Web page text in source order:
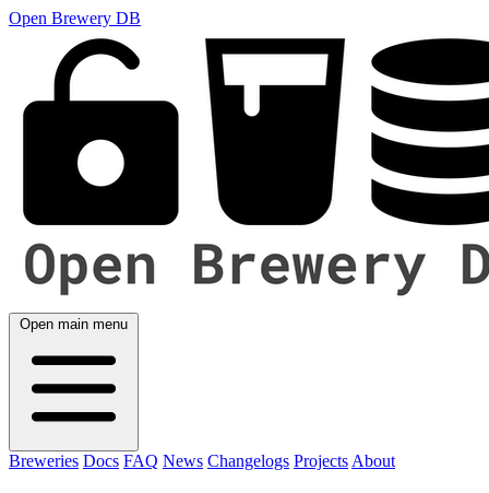
Open Brewery DB
Open main menu
Breweries Docs FAQ News Changelogs Projects About